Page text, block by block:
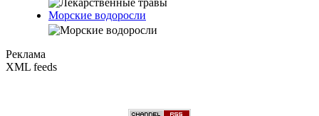
Морские водоросли
Реклама
XML feeds